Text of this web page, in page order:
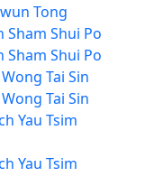
Tong
Sham Shui Po
Sham Shui Po
Tai Sin
Tai Sin
Yau Tsim
Yau Tsim